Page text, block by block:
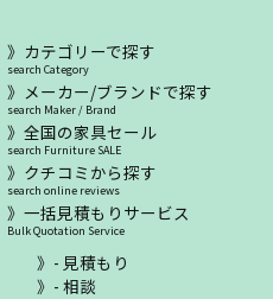
カテゴリーで探す
search Category
メーカー/ブランドで探す
search Maker / Brand
全国の家具セール
search Furniture SALE
クチコミから探す
search online reviews
一括見積もりサービス
Bulk Quotation Service
- 見積もり
- 相談